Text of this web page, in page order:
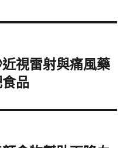
視雷射與痛風藥
品